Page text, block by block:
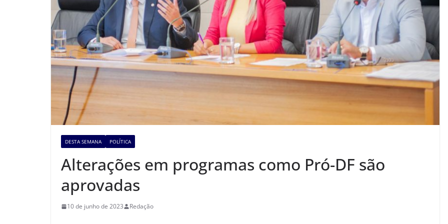
DESTA SEMANA POLÍTICA
Alterações em programas como Pró-DF são
aprovadas
10 de junho de 2023 Redação